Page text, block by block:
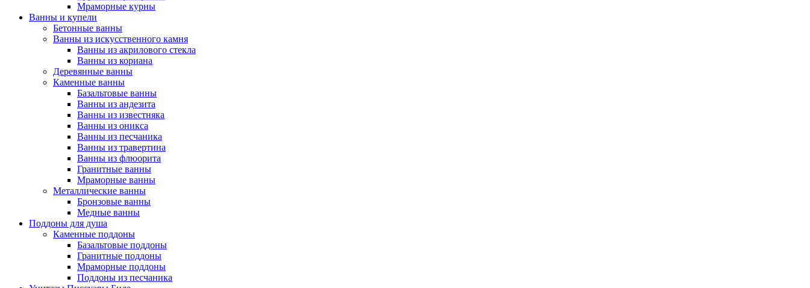
Мраморные курны
Ванны и купели
Бетонные ванны
Ванны из искусственного камня
Ванны из акрилового стекла
Ванны из кориана
Деревянные ванны
Каменные ванны
Базальтовые ванны
Ванны из андезита
Ванны из известняка
Ванны из оникса
Ванны из песчаника
Ванны из травертина
Ванны из флюорита
Гранитные ванны
Мраморные ванны
Металлические ванны
Бронзовые ванны
Медные ванны
Поддоны для душа
Каменные поддоны
Базальтовые поддоны
Гранитные поддоны
Мраморные поддоны
Поддоны из песчаника